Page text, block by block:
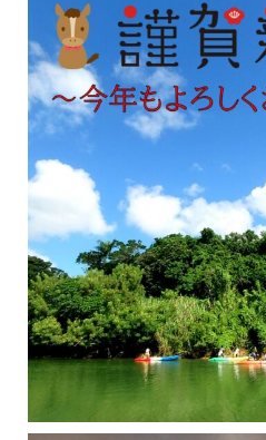
修学旅行シーズンも終わり、一気に冷え込んできました。 2025年今年もあっという間に終